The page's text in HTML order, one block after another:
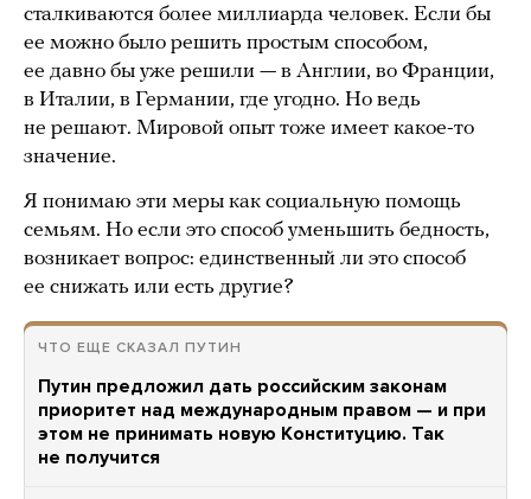
сталкиваются более миллиарда человек. Если бы
ее можно было решить простым способом,
ее давно бы уже решили — в Англии, во Франции,
в Италии, в Германии, где угодно. Но ведь
не решают. Мировой опыт тоже имеет какое-то
значение.
Я понимаю эти меры как социальную помощь
семьям. Но если это способ уменьшить бедность,
возникает вопрос: единственный ли это способ
ее снижать или есть другие?
ЧТО ЕЩЕ СКАЗАЛ ПУТИН
Путин предложил дать российским законам
приоритет над международным правом — и при
этом не принимать новую Конституцию. Так
не получится